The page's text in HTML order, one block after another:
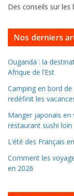
s
o
l
l
e
r
d
a
n
l
e
s
Des conseils sur les
Nos derniers
Ouganda : la
Afrique de l’Est
Camping en bord de
redéfinit les
Manger japonais en
restaurant sushi loin
L’été des Français
Comment les
en 2026